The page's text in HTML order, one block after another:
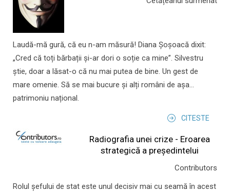
Laudă-mă gură, că eu n-am măsură! Diana Șoșoacă dixit:
„Cred că toți bărbații și-ar dori o soție ca mine”. Silvestru
știe, doar a lăsat-o că nu mai putea de bine. Un gest de
mare omenie. Să se mai bucure și alți români de așa...
patrimoniu național.
CITESTE
Radiografia unei crize - Eroarea
strategică a președintelui
Contributors
Rolul şefului de stat este unul decisiv mai cu seamă în acest